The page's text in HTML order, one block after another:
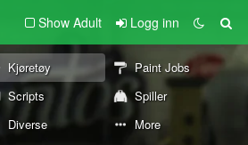
Show Adult Logg inn
Kjøretøy
Paint Jobs
Scripts
Spiller
Diverse More